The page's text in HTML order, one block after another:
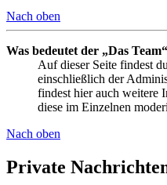
Nach oben
Was bedeutet der „Das
Auf dieser Seite findest
einschließlich der
findest hier auch weitere
diese im Einzelnen
Nach oben
Private